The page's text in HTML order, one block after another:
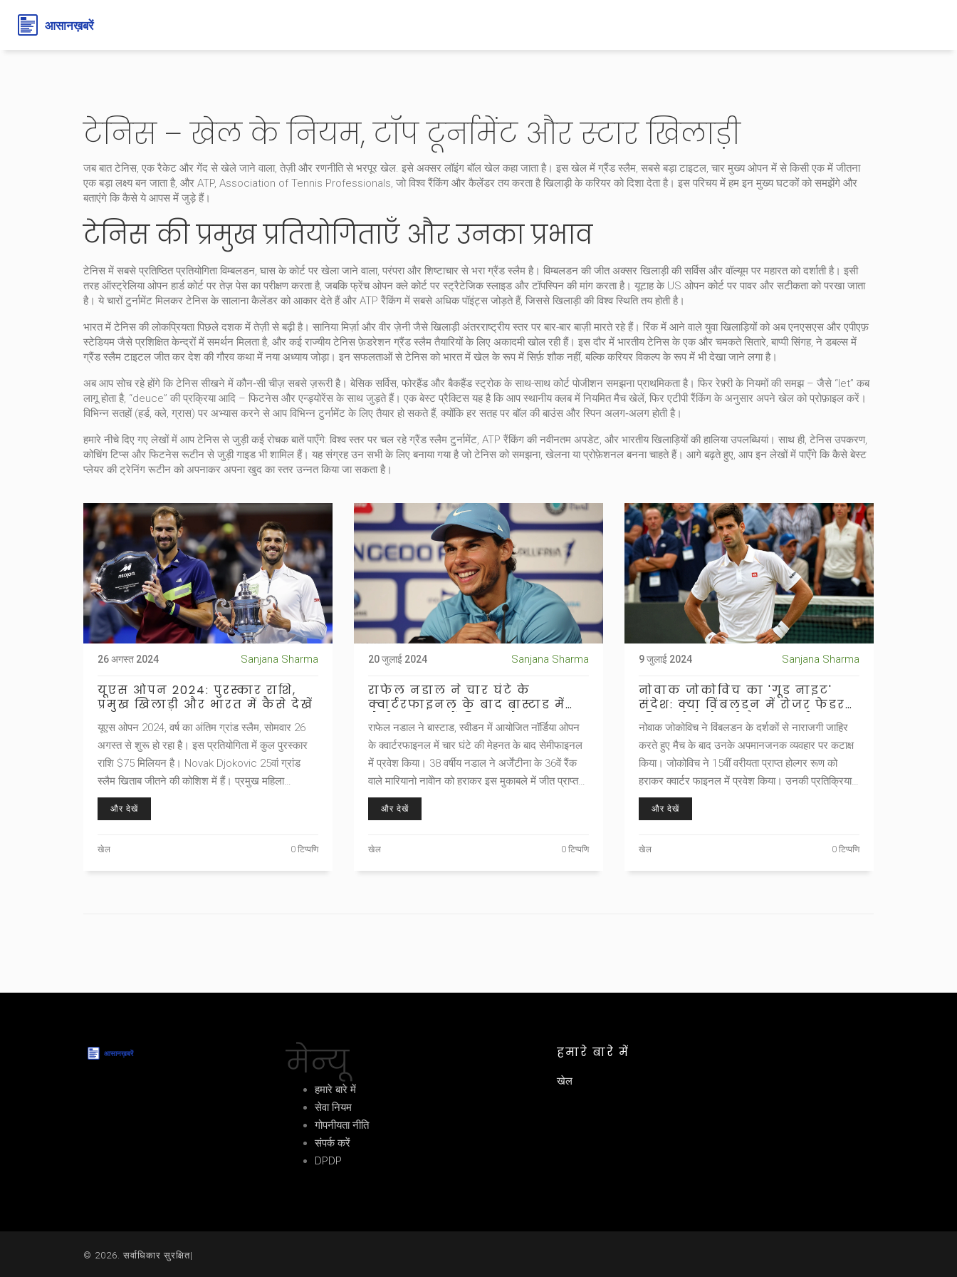
टेनिस – खेल के नियम, टॉप टूर्नामेंट और स्टार खिलाड़ी
जब बातटेनिस, एक रैकेट और गेंद से खेले जाने वाला, तेज़ी और रणनीति से भरपूर खेल. इसे अक्सर लॉइंग बॉल खेल कहा जाता है। इस खेल में ग्रैंड स्लैम, सबसे बड़ा टाइटल, चार मुख्य ओपन में से किसी एक में जीतना
एक बड़ा लक्ष्य बन जाता है, और ATP, Association of Tennis Professionals, जो विश्व रैंकिंग और कैलेंडर तय करता हैखिलाड़ी के करियर को दिशा देता है। इस परिचय में हम इन मुख्य घटकों को समझेंगे और
बताएंगे कि कैसे ये आपस में जुड़े हैं।
टेनिस की प्रमुख प्रतियोगिताएँ और उनका प्रभाव
टेनिस में सबसे प्रतिष्ठित प्रतियोगिताविम्बलडन, घास के कोर्ट पर खेला जाने वाला, परंपरा और शिष्टाचार से भरा ग्रैंड स्लैम है। विम्बलडन की जीत अक्सर खिलाड़ी की सर्विस और वॉल्यूम पर महारत को दर्शाती है। इसी
तरह ऑस्ट्रेलिया ओपन हार्ड कोर्ट पर तेज़ पेस का परीक्षण करता है, जबकि फ्रेंच ओपन क्ले कोर्ट पर स्ट्रैटेजिक स्लाइड और टॉपस्पिन की मांग करता है। यूटाह के US ओपन कोर्ट पर पावर और सटीकता को परखा जाता
है। ये चारों टुर्नामेंट मिलकर टेनिस के सालाना कैलेंडर को आकार देते हैं और ATP रैंकिंग में सबसे अधिक पॉइंट्स जोड़ते हैं, जिससे खिलाड़ी की विश्व स्थिति तय होती है।
भारत में टेनिस की लोकप्रियता पिछले दशक में तेज़ी से बढ़ी है। सानिया मिर्ज़ा और वीर ज़ेनी जैसे खिलाड़ी अंतरराष्ट्रीय स्तर पर बार-बार बाज़ी मारते रहे हैं। रिंक में आने वाले युवा खिलाड़ियों को अब एनएसएस और एपीएफ़
स्टेडियम जैसे प्रशिक्षित केन्द्रों में समर्थन मिलता है, और कई राज्यीय टेनिस फ़ेडरेशन ग्रैंड स्लैम तैयारियों के लिए अकादमी खोल रही हैं। इस दौर में भारतीय टेनिस के एक और चमकते सितारे, बाप्पी सिंगह, ने डबल्स में
ग्रैंड स्लैम टाइटल जीत कर देश की गौरव कथा में नया अध्याय जोड़ा। इन सफलताओं से टेनिस को भारत में खेल के रूप में सिर्फ़ शौक नहीं, बल्कि करियर विकल्प के रूप में भी देखा जाने लगा है।
अब आप सोच रहे होंगे कि टेनिस सीखने में कौन‑सी चीज़ सबसे ज़रूरी है। बेसिक सर्विस, फोरहैंड और बैकहैंड स्ट्रोक के साथ-साथ कोर्ट पोजीशन समझना प्राथमिकता है। फिर रेफ़्री के नियमों की समझ – जैसे “let” कब
लागू होता है, “deuce” की प्रक्रिया आदि – फिटनेस और एन्ड्योरेंस के साथ जुड़ते हैं। एक बेस्ट प्रैक्टिस यह है कि आप स्थानीय क्लब में नियमित मैच खेलें, फिर एटीपी रैंकिंग के अनुसार अपने खेल को प्रोफ़ाइल करें।
विभिन्न सतहों (हर्ड, क्ले, ग्रास) पर अभ्यास करने से आप विभिन्न टुर्नामेंट के लिए तैयार हो सकते हैं, क्योंकि हर सतह पर बॉल की बाउंस और स्पिन अलग‑अलग होती है।
हमारे नीचे दिए गए लेखों में आप टेनिस से जुड़ी कई रोचक बातें पाएँगे: विश्व स्तर पर चल रहे ग्रैंड स्लैम टुर्नामेंट, ATP रैंकिंग की नवीनतम अपडेट, और भारतीय खिलाड़ियों की हालिया उपलब्धियां। साथ ही, टेनिस उपकरण,
कोचिंग टिप्स और फिटनेस रूटीन से जुड़ी गाइड भी शामिल हैं। यह संग्रह उन सभी के लिए बनाया गया है जो टेनिस को समझना, खेलना या प्रोफ़ेशनल बनना चाहते हैं। आगे बढ़ते हुए, आप इन लेखों में पाएँगे कि कैसे बेस्ट
प्लेयर की ट्रेनिंग रूटीन को अपनाकर अपना खुद का स्तर उन्नत किया जा सकता है।
26 अगस्त 2024 Sanjana Sharma
यूएस ओपन 2024: पुरस्कार राशि,
प्रमुख खिलाड़ी और भारत में कैसे देखें
यूएस ओपन 2024, वर्ष का अंतिम ग्रांड स्लैम, सोमवार 26
अगस्त से शुरू हो रहा है। इस प्रतियोगिता में कुल पुरस्कार
राशि $75 मिलियन है। Novak Djokovic 25वां ग्रांड
स्लैम खिताब जीतने की कोशिश में हैं। प्रमुख महिला
खिलाड़ियों में केको गौफ और नाओमी ओसाका शामिल हैं।
भारत में प्रशंसक इसे Sony Sports Network पर लाइव
और देखें
खेल 0 टिप्पणि
20 जुलाई 2024 Sanjana Sharma
राफेल नडाल ने चार घंटे के
क्वार्टरफाइनल के बाद बास्टाड में
सेमीफाइनल में किया प्रवेश
राफेल नडाल ने बास्टाड, स्वीडन में आयोजित नॉर्डिया ओपन
के क्वार्टरफाइनल में चार घंटे की मेहनत के बाद सेमीफाइनल
में प्रवेश किया। 38 वर्षीय नडाल ने अर्जेंटीना के 36वें रैंक
वाले मारियानो नावेोन को हराकर इस मुकाबले में जीत प्राप्त
की और सेमीफाइनल में क्रोएशियाई क्वालीफायर डुजे
अजडुकोविच का सामना करेंगे।
और देखें
खेल 0 टिप्पणि
9 जुलाई 2024 Sanjana Sharma
नोवाक जोकोविच का 'गूड नाइट'
संदेश: क्या विंबलडन में रोजर फेडरर
की चर्चा से हो रही है नाराजगी?
नोवाक जोकोविच ने विंबलडन के दर्शकों से नाराजगी जाहिर
करते हुए मैच के बाद उनके अपमानजनक व्यवहार पर कटाक्ष
किया। जोकोविच ने 15वीं वरीयता प्राप्त होल्गर रूण को
हराकर क्वार्टर फाइनल में प्रवेश किया। उनकी प्रतिक्रिया
विंबलडन में रोजर फेडरर की लगातार हो रही चर्चा से उपजी हो
सकती है।
और देखें
खेल 0 टिप्पणि
मेन्यू
हमारे बारे में
सेवा नियम
गोपनीयता नीति
संपर्क करें
DPDP
हमारे बारे में
खेल
© 2026. सर्वाधिकार सुरक्षित|